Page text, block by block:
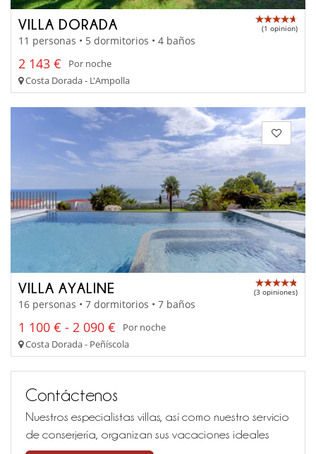
VILLA DORADA (1 opinion)
11 personas • 5 dormitorios • 4 baños
2 143 €
Por noche
Costa Dorada - L'Ampolla
VILLA AYALINE (3 opiniones)
16 personas • 7 dormitorios • 7 baños
1 100 € - 2 090 €
Por noche
Costa Dorada - Peñíscola
Contáctenos
Nuestros especialistas villas, así como nuestro servicio
de conserjería, organizan sus vacaciones ideales